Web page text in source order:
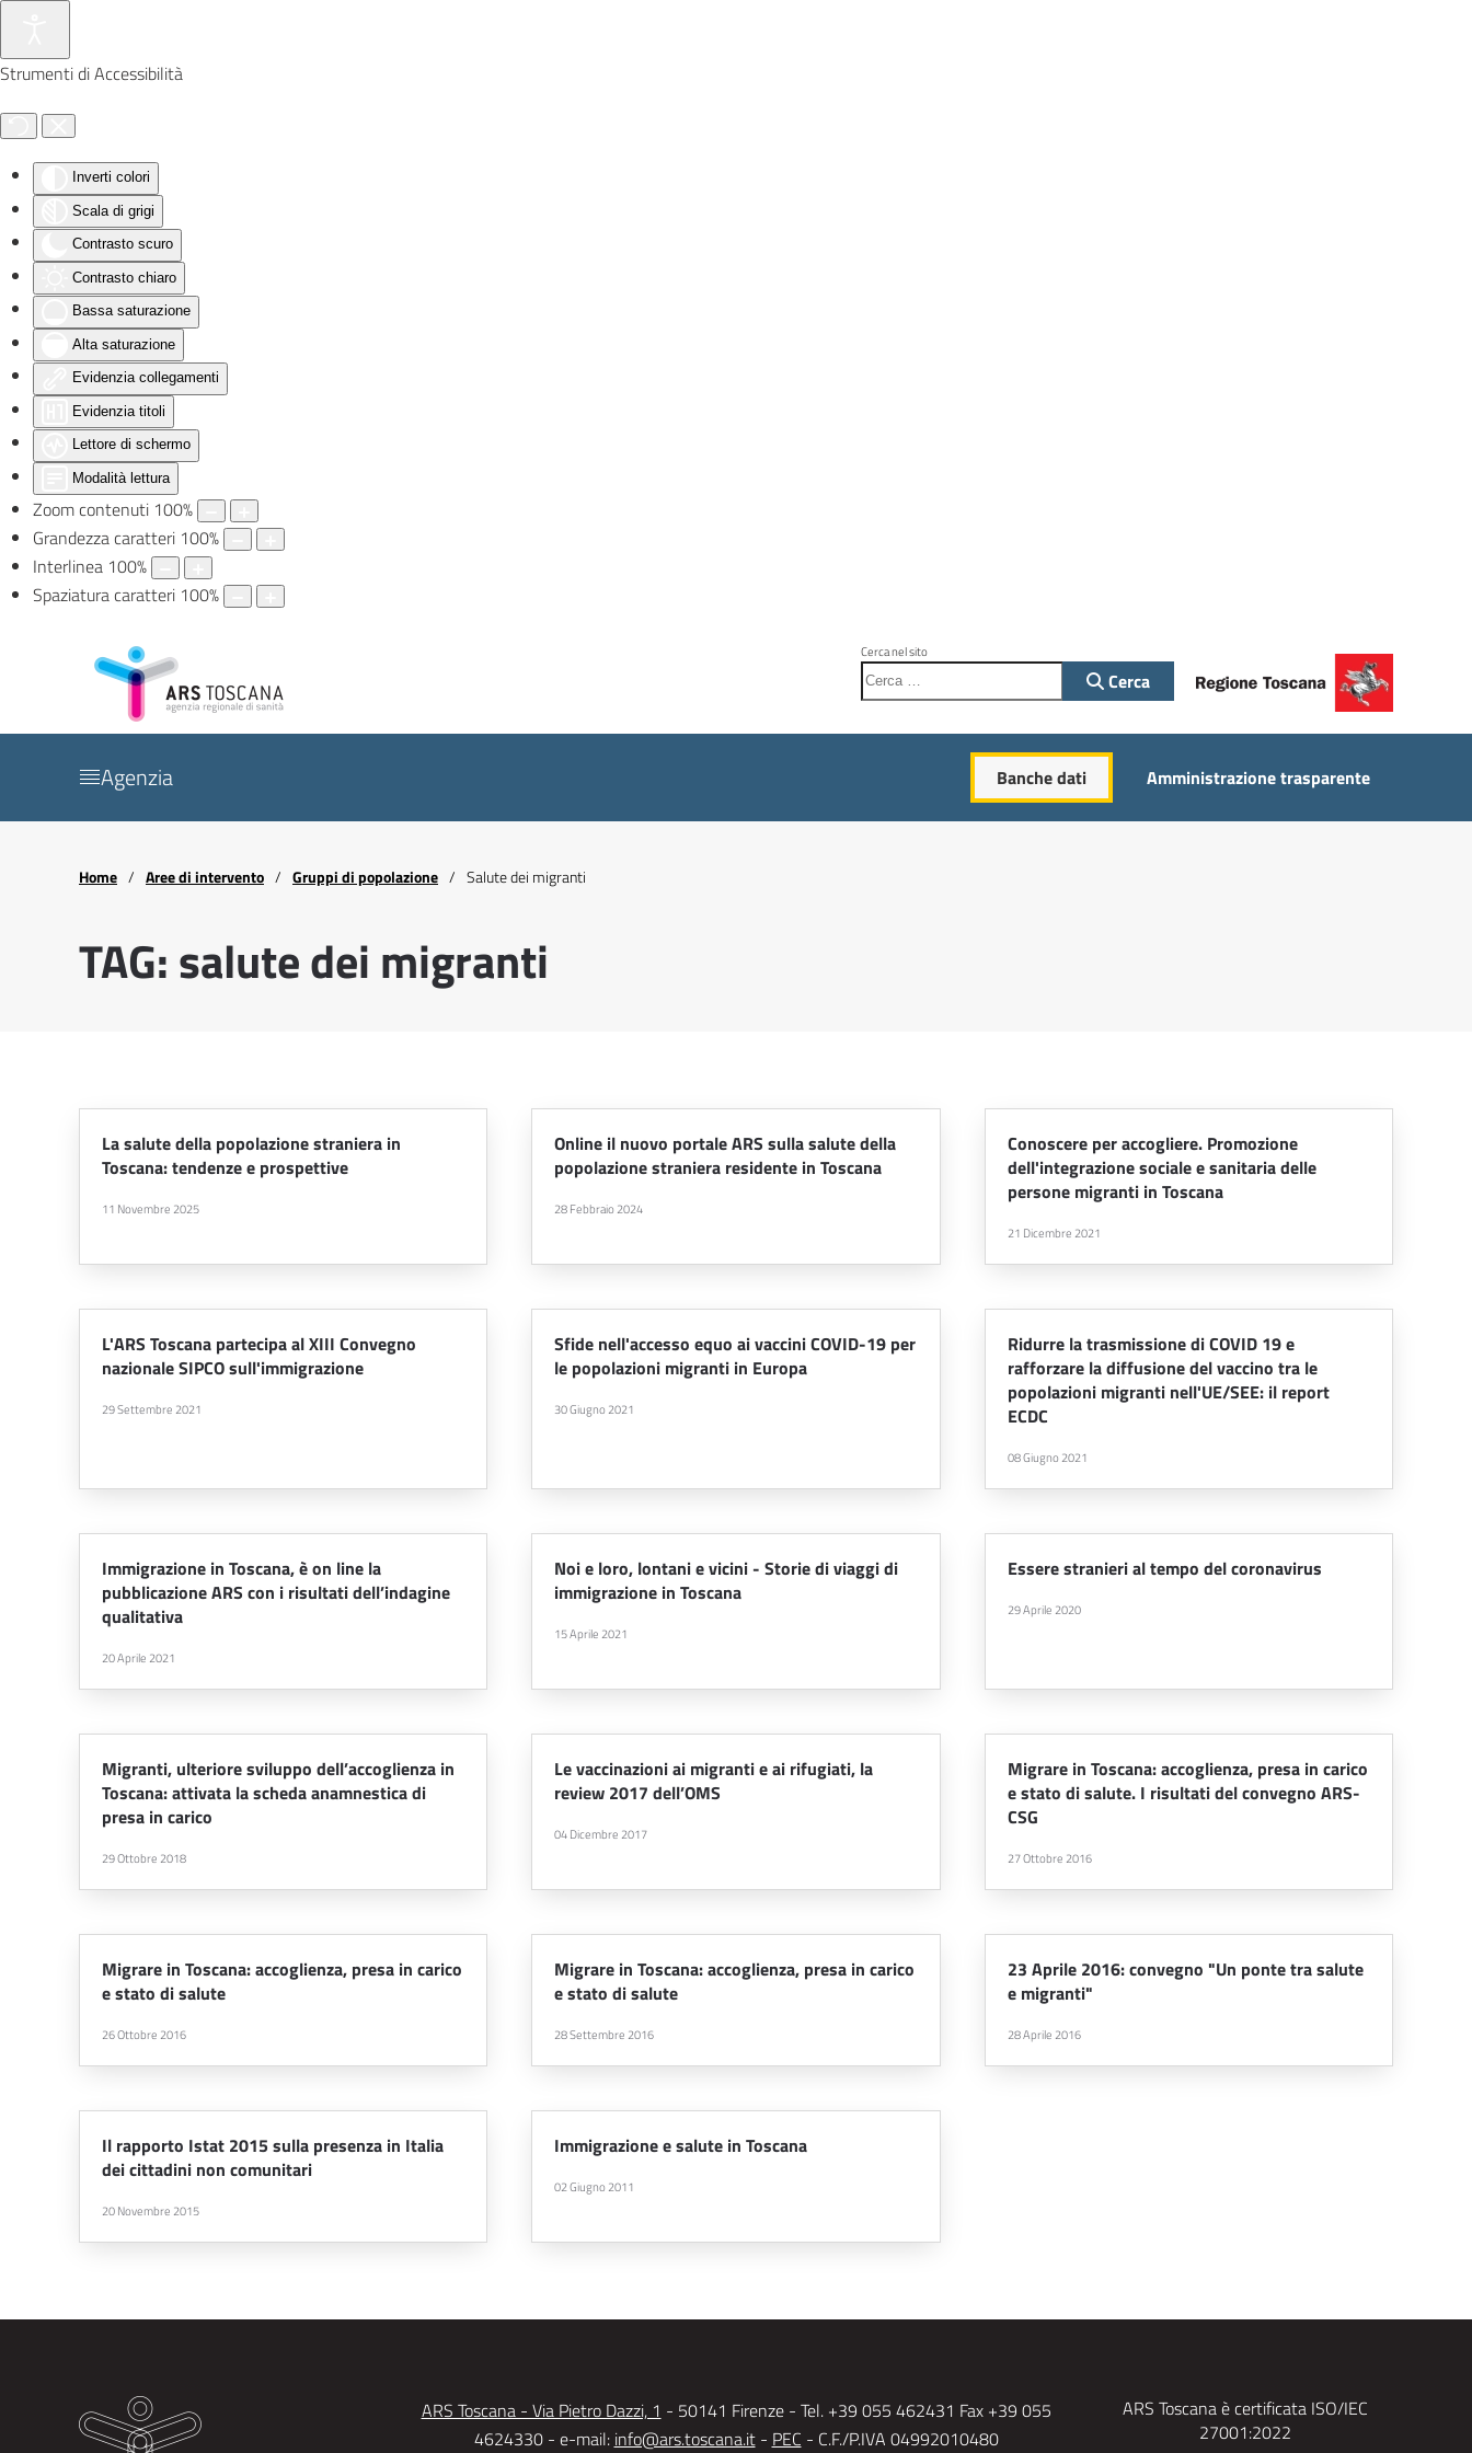
Strumenti di Accessibilità
Inverti colori
Scala di grigi
Contrasto scuro
Contrasto chiaro
Bassa saturazione
Alta saturazione
Evidenzia collegamenti
Evidenzia titoli
Lettore di schermo
Modalità lettura
Zoom contenuti 100%
Grandezza caratteri 100%
Interlinea 100%
Spaziatura caratteri 100%
Skip to main content
Cerca nel sito
Cerca
Agenzia Banche dati Amministrazione trasparente
Home Aree di intervento Gruppi di popolazione Salute dei migranti
TAG: salute dei migranti
La salute della popolazione straniera in
Toscana: tendenze e prospettive
11 Novembre 2025
Online il nuovo portale ARS sulla salute della
popolazione straniera residente in Toscana
28 Febbraio 2024
Conoscere per accogliere. Promozione
dell'integrazione sociale e sanitaria delle
persone migranti in Toscana
21 Dicembre 2021
L'ARS Toscana partecipa al XIII Convegno
nazionale SIPCO sull'immigrazione
29 Settembre 2021
Sfide nell'accesso equo ai vaccini COVID-19 per
le popolazioni migranti in Europa
30 Giugno 2021
Ridurre la trasmissione di COVID 19 e
rafforzare la diffusione del vaccino tra le
popolazioni migranti nell'UE/SEE: il report
ECDC
08 Giugno 2021
Immigrazione in Toscana, è on line la
pubblicazione ARS con i risultati dell’indagine
qualitativa
20 Aprile 2021
Noi e loro, lontani e vicini - Storie di viaggi di
immigrazione in Toscana
15 Aprile 2021
Essere stranieri al tempo del coronavirus
29 Aprile 2020
Migranti, ulteriore sviluppo dell’accoglienza in
Toscana: attivata la scheda anamnestica di
presa in carico
29 Ottobre 2018
Le vaccinazioni ai migranti e ai rifugiati, la
review 2017 dell’OMS
04 Dicembre 2017
Migrare in Toscana: accoglienza, presa in carico
e stato di salute. I risultati del convegno ARS-
CSG
27 Ottobre 2016
Migrare in Toscana: accoglienza, presa in carico
e stato di salute
26 Ottobre 2016
Migrare in Toscana: accoglienza, presa in carico
e stato di salute
28 Settembre 2016
23 Aprile 2016: convegno "Un ponte tra salute
e migranti"
28 Aprile 2016
Il rapporto Istat 2015 sulla presenza in Italia
dei cittadini non comunitari
20 Novembre 2015
Immigrazione e salute in Toscana
02 Giugno 2011
ARS Toscana - Via Pietro Dazzi, 1 - 50141 Firenze - Tel. +39 055 462431 Fax +39 055
4624330 - e-mail: info@ars.toscana.it- PEC - C.F./P.IVA 04992010480
ARS Toscana è certificata ISO/IEC
27001:2022